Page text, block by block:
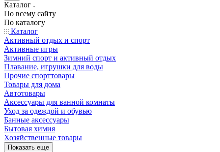
Каталог
По всему сайту
По каталогу
Каталог
Активный отдых и спорт
Активные игры
Зимний спорт и активный отдых
Плавание, игрушки для воды
Прочие спорттовары
Товары для дома
Автотовары
Аксессуары для ванной комнаты
Уход за одеждой и обувью
Банные аксессуары
Бытовая химия
Хозяйственные товары
Показать еще